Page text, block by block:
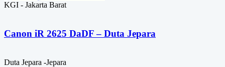
KGI - Jakarta Barat
Canon iR 2625 DaDF – Duta Jepara
Duta Jepara -Jepara